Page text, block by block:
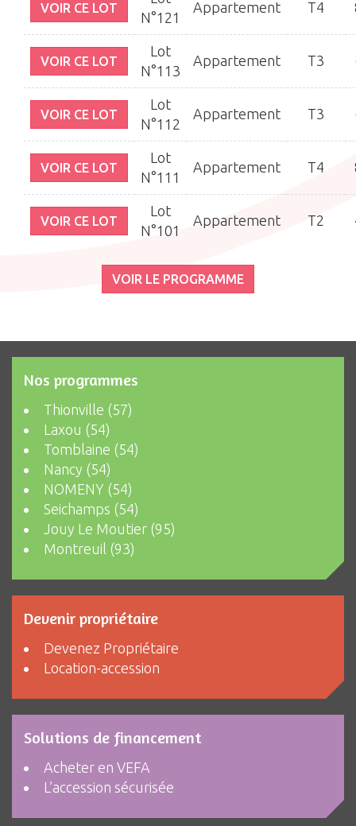
VOIR CE LOT
N°121
Appartement T4
VOIR CE LOT
Lot
N°113
Appartement T3
VOIR CE LOT
Lot
N°112
Appartement T3
VOIR CE LOT
Lot
N°111
Appartement T4
VOIR CE LOT
Lot
N°101
Appartement T2
VOIR LE PROGRAMME
Nos programmes
Thionville (57)
Laxou (54)
Tomblaine (54)
Nancy (54)
NOMENY (54)
Seichamps (54)
Jouy Le Moutier (95)
Montreuil (93)
Devenir propriétaire
Devenez Propriétaire
Location-accession
Solutions de financement
Acheter en VEFA
L’accession sécurisée